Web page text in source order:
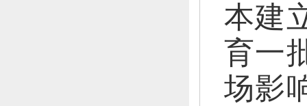
本建
育一
场影